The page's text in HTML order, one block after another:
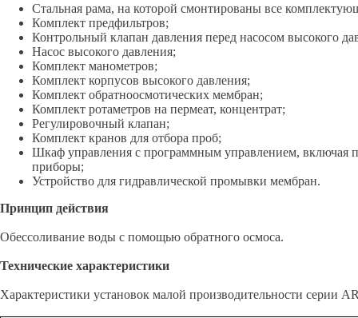
Стальная рама, на которой смонтированы все
Комплект предфильтров;
Контрольный клапан давления перед насосом высокого
Насос высокого давления;
Комплект манометров;
Комплект корпусов высокого давления;
Комплект обратноосмотических мембран;
Комплект ротаметров на пермеат, концентрат;
Регулировочный клапан;
Комплект кранов для отбора проб;
Шкаф управления с программным управлением, включая
приборы;
Устройство для гидравлической промывки мембран.
Принцип действия
Обессоливание воды с помощью обратного осмоса.
Технические характеристики
Характеристики установок малой производительности серии